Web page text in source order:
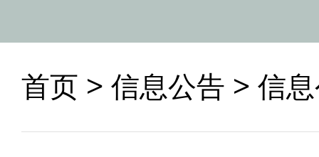
首页 > 信息公告 > 信